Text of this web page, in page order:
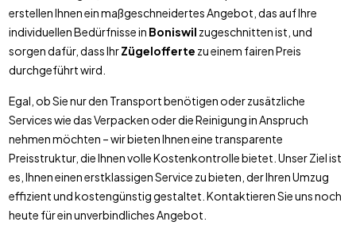
erstellen Ihnen ein maßgeschneidertes Angebot, das auf Ihre
individuellen Bedürfnisse in Boniswil zugeschnitten ist, und
sorgen dafür, dass IhrZügelofferte zu einem fairen Preis
durchgeführt wird.
Egal, ob Sie nur den Transport benötigen oder zusätzliche
Services wie das Verpacken oder die Reinigung in Anspruch
nehmen möchten – wir bieten Ihnen eine transparente
Preisstruktur, die Ihnen volle Kostenkontrolle bietet. Unser Ziel ist
es, Ihnen einen erstklassigen Service zu bieten, der Ihren Umzug
effizient und kostengünstig gestaltet. Kontaktieren Sie uns noch
heute für ein unverbindliches Angebot.